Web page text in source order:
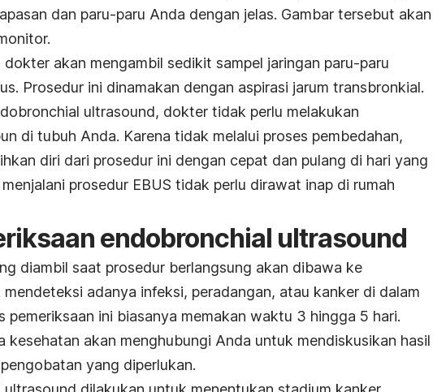
dan paru-paru Anda dengan jelas. Gambar tersebut akan
dokter akan mengambil sedikit sampel jaringan paru-paru
Prosedur ini dinamakan dengan aspirasi jarum transbronkial.
ultrasound, dokter tidak perlu melakukan
di tubuh Anda. Karena tidak melalui proses pembedahan,
diri dari prosedur ini dengan cepat dan pulang di hari yang
prosedur EBUS tidak perlu dirawat inap di rumah
endobronchial ultrasound
diambil saat prosedur berlangsung akan dibawa ke
adanya infeksi, peradangan, atau kanker di dalam
pemeriksaan ini biasanya memakan waktu 3 hingga 5 hari.
kesehatan akan menghubungi Anda untuk mendiskusikan hasil
yang diperlukan.